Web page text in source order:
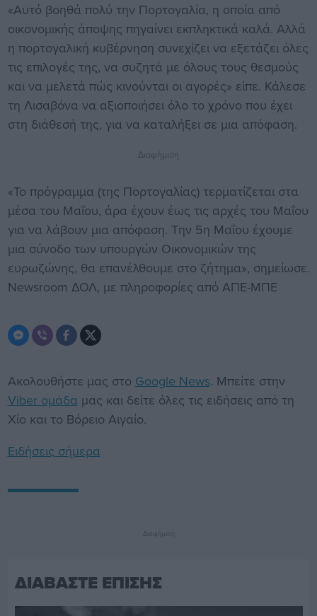
«Αυτό βοηθά πολύ την Πορτογαλία, η οποία από
οικονομικής άποψης πηγαίνει εκπληκτικά καλά. Αλλά
η πορτογαλική κυβέρνηση συνεχίζει να εξετάζει όλες
τις επιλογές της, να συζητά με όλους τους θεσμούς
και να μελετά πώς κινούνται οι αγορές» είπε. Κάλεσε
τη Λισαβόνα να αξιοποιήσει όλο το χρόνο που έχει
στη διάθεσή της, για να καταλήξει σε μια απόφαση.
Διαφήμιση
«Το πρόγραμμα (της Πορτογαλίας) τερματίζεται στα
μέσα του Μαΐου, άρα έχουν έως τις αρχές του Μαΐου
για να λάβουν μια απόφαση. Την 5η Μαΐου έχουμε
μια σύνοδο των υπουργών Οικονομικών της
ευρωζώνης, θα επανέλθουμε στο ζήτημα», σημείωσε.
Newsroom ΔΟΛ, με πληροφορίες από ΑΠΕ-ΜΠΕ
Ακολουθήστε μας στο Google News. Μπείτε στην
Viber ομάδα μας και δείτε όλες τις ειδήσεις από τη
Χίο και το Βόρειο Αιγαίο.
Ειδήσεις σήμερα
Διαφήμιση
ΔΙΑΒΑΣΤΕ ΕΠΙΣΗΣ